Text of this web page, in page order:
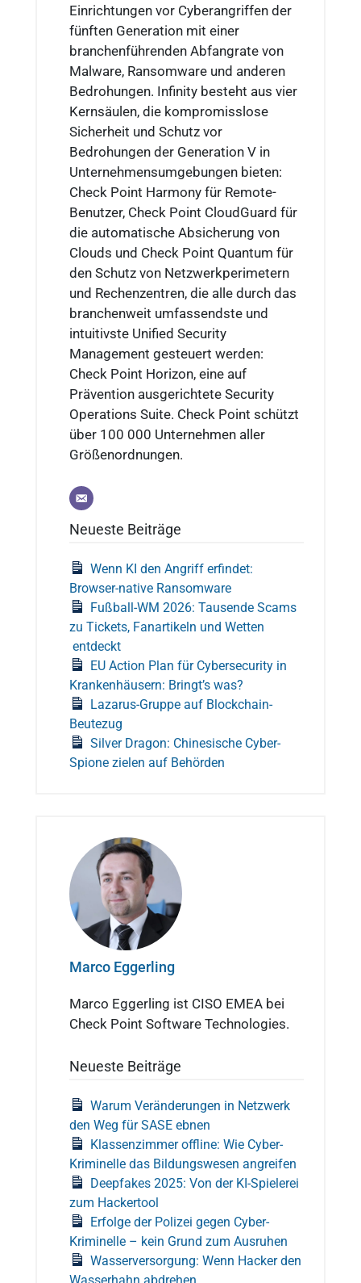
Einrichtungen vor Cyberangriffen der
fünften Generation mit einer
branchenführenden Abfangrate von
Malware, Ransomware und anderen
Bedrohungen. Infinity besteht aus vier
Kernsäulen, die kompromisslose
Sicherheit und Schutz vor
Bedrohungen der Generation V in
Unternehmensumgebungen bieten:
Check Point Harmony für Remote-
Benutzer, Check Point CloudGuard für
die automatische Absicherung von
Clouds und Check Point Quantum für
den Schutz von Netzwerkperimetern
und Rechenzentren, die alle durch das
branchenweit umfassendste und
intuitivste Unified Security
Management gesteuert werden:
Check Point Horizon, eine auf
Prävention ausgerichtete Security
Operations Suite. Check Point schützt
über 100 000 Unternehmen aller
Größenordnungen.
Neueste Beiträge
Wenn KI den Angriff erfindet:
Browser-native Ransomware
Fußball-WM 2026: Tausende Scams
zu Tickets, Fanartikeln und Wetten
entdeckt
EU Action Plan für Cybersecurity in
Krankenhäusern: Bringt’s was?
Lazarus-Gruppe auf Blockchain-
Beutezug
Silver Dragon: Chinesische Cyber-
Spione zielen auf Behörden
Marco Eggerling
Marco Eggerling ist CISO EMEA bei
Check Point Software Technologies.
Neueste Beiträge
Warum Veränderungen in Netzwerk
den Weg für SASE ebnen
Klassenzimmer offline: Wie Cyber-
Kriminelle das Bildungswesen angreifen
Deepfakes 2025: Von der KI-Spielerei
zum Hackertool
Erfolge der Polizei gegen Cyber-
Kriminelle – kein Grund zum Ausruhen
Wasserversorgung: Wenn Hacker den